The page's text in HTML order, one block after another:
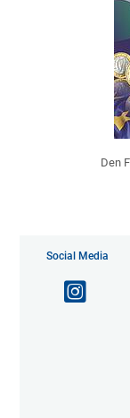
Den
Social Media